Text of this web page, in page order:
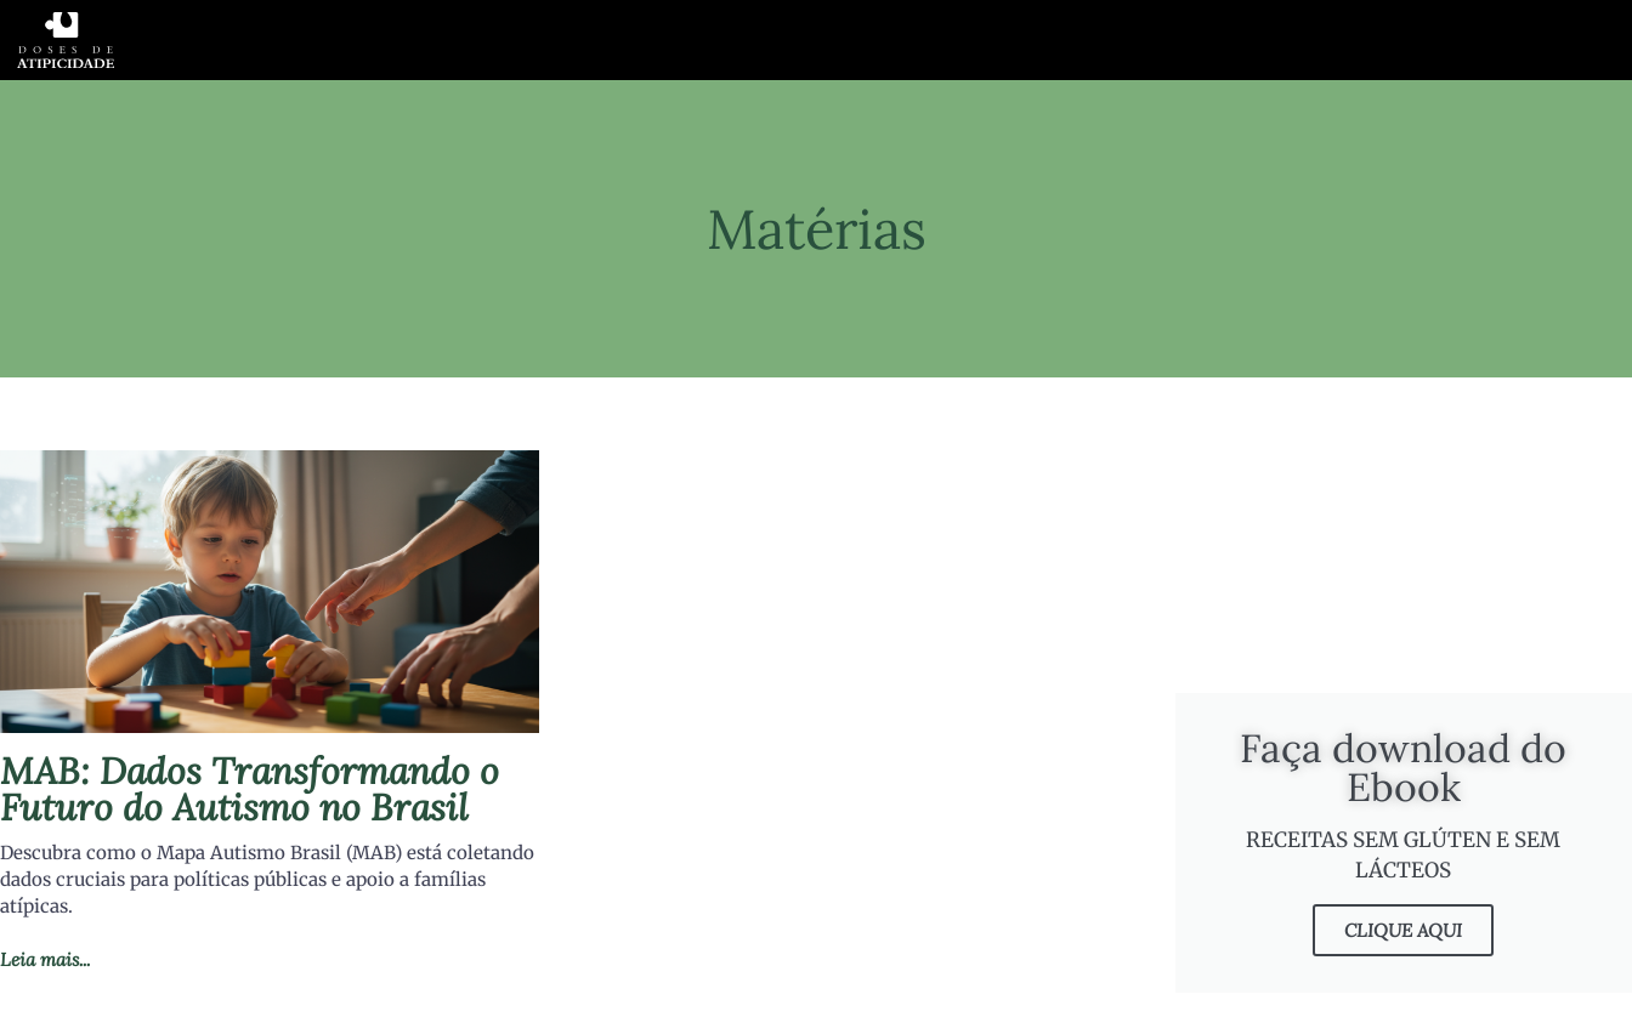
Matérias
MAB: Dados Transformando o
Futuro do Autismo no Brasil
Descubra como o Mapa Autismo Brasil (MAB) está coletando
dados cruciais para políticas públicas e apoio a famílias
atípicas.
Leia mais...
Faça download do
Ebook
RECEITAS SEM GLÚTEN E SEM
LÁCTEOS
CLIQUE AQUI